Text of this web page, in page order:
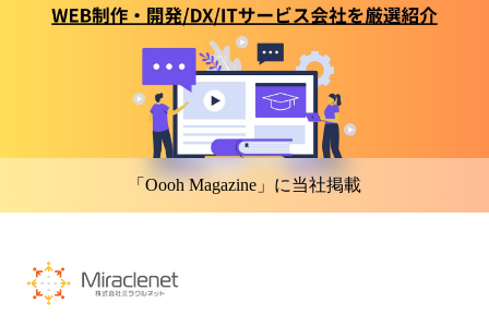
「Oooh Magazine」に当社掲載